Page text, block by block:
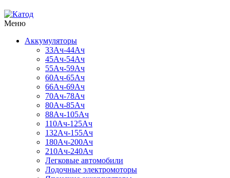
Меню
Аккумуляторы
33Ач-44Ач
45Ач-54Ач
55Ач-59Ач
60Ач-65Ач
66Ач-69Ач
70Ач-78Ач
80Ач-85Ач
88Ач-105Ач
110Ач-125Ач
132Ач-155Ач
180Ач-200Ач
210Ач-240Ач
Легковые автомобили
Лодочные электромоторы